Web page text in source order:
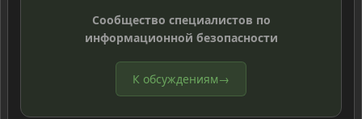
Сообщество специалистов по
информационной безопасности
К обсуждениям→